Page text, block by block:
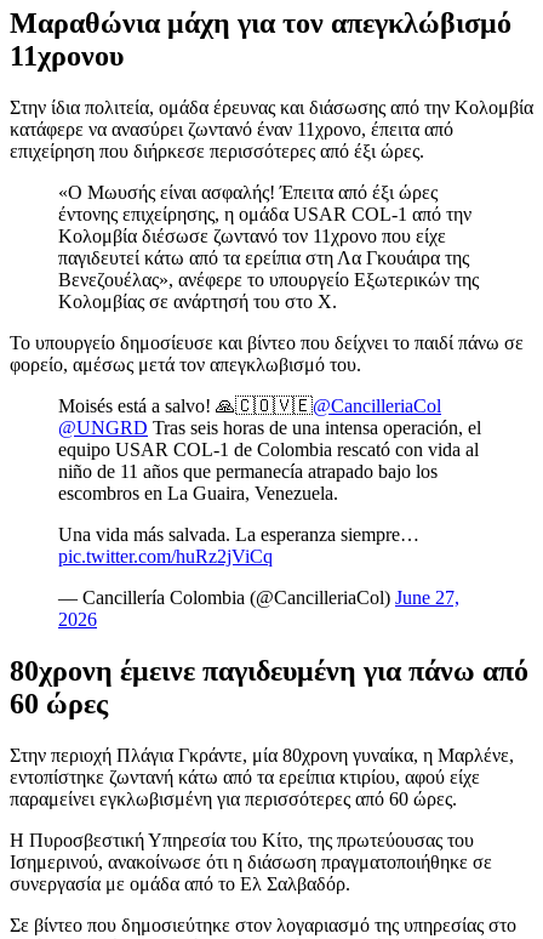
Μαραθώνια μάχη για τον απεγκλώβισμό
11χρονου
Στην ίδια πολιτεία, ομάδα έρευνας και διάσωσης από την Κολομβία
κατάφερε να ανασύρει ζωντανό έναν 11χρονο, έπειτα από
επιχείρηση που διήρκεσε περισσότερες από έξι ώρες.
«Ο Μωυσής είναι ασφαλής! Έπειτα από έξι ώρες
έντονης επιχείρησης, η ομάδα USAR COL-1 από την
Κολομβία διέσωσε ζωντανό τον 11χρονο που είχε
παγιδευτεί κάτω από τα ερείπια στη Λα Γκουάιρα της
Βενεζουέλας», ανέφερε το υπουργείο Εξωτερικών της
Κολομβίας σε ανάρτησή του στο X.
Το υπουργείο δημοσίευσε και βίντεο που δείχνει το παιδί πάνω σε
φορείο, αμέσως μετά τον απεγκλωβισμό του.
Moisés está a salvo! 🙏🇨🇴🇻🇪@CancilleriaCol
@UNGRD Tras seis horas de una intensa operación, el
equipo USAR COL-1 de Colombia rescató con vida al
niño de 11 años que permanecía atrapado bajo los
escombros en La Guaira, Venezuela.
Una vida más salvada. La esperanza siempre…
pic.twitter.com/huRz2jViCq
— Cancillería Colombia (@CancilleriaCol) June 27,
2026
80χρονη έμεινε παγιδευμένη για πάνω από
60 ώρες
Στην περιοχή Πλάγια Γκράντε, μία 80χρονη γυναίκα, η Μαρλένε,
εντοπίστηκε ζωντανή κάτω από τα ερείπια κτιρίου, αφού είχε
παραμείνει εγκλωβισμένη για περισσότερες από 60 ώρες.
Η Πυροσβεστική Υπηρεσία του Κίτο, της πρωτεύουσας του
Ισημερινού, ανακοίνωσε ότι η διάσωση πραγματοποιήθηκε σε
συνεργασία με ομάδα από το Ελ Σαλβαδόρ.
Σε βίντεο που δημοσιεύτηκε στον λογαριασμό της υπηρεσίας στο